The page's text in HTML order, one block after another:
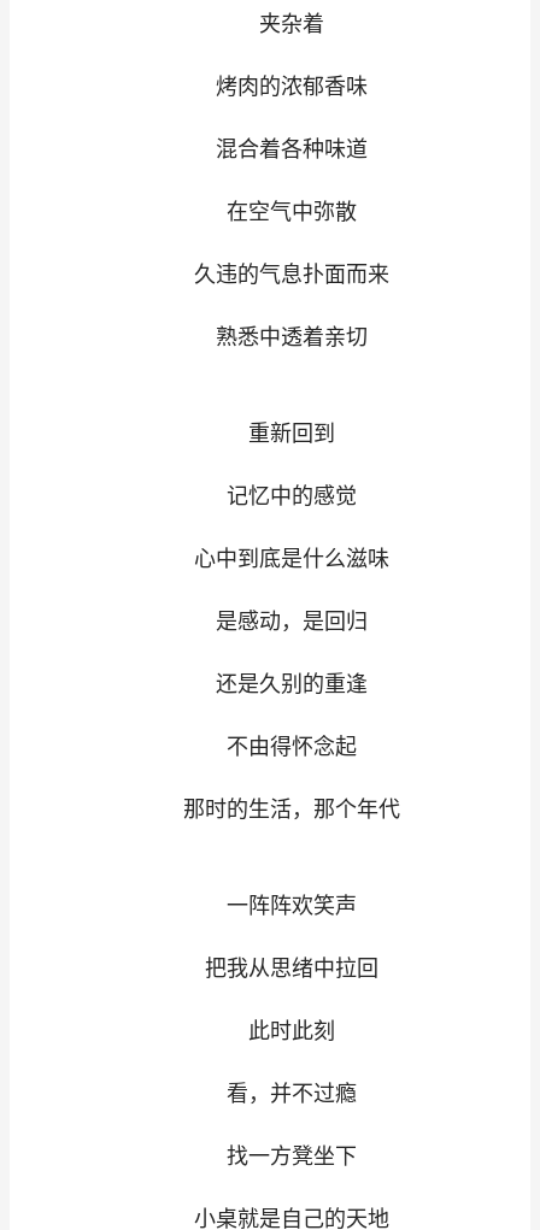
夹杂着
烤肉的浓郁香味
混合着各种味道
在空气中弥散
久违的气息扑面而来
熟悉中透着亲切
重新回到
记忆中的感觉
心中到底是什么滋味
是感动，是回归
还是久别的重逢
不由得怀念起
那时的生活，那个年代
一阵阵欢笑声
把我从思绪中拉回
此时此刻
看，并不过瘾
找一方凳坐下
小桌就是自己的天地